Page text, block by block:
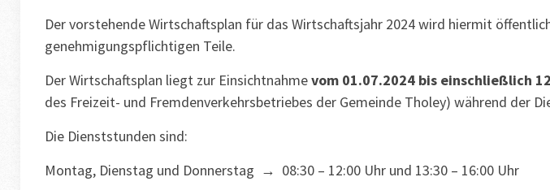
Der vorstehende Wirtschaftsplan für das Wirtschaftsjahr 2024 wird hiermit
genehmigungspflichtigen Teile.
Der Wirtschaftsplan liegt zur Einsichtnahmevom 01.07.2024 bis einschließlich
des Freizeit- und Fremdenverkehrsbetriebes der Gemeinde Tholey) während der
Die Dienststunden sind:
Montag, Dienstag und Donnerstag → 08:30 – 12:00 Uhr und 13:30 – 16:00 Uhr